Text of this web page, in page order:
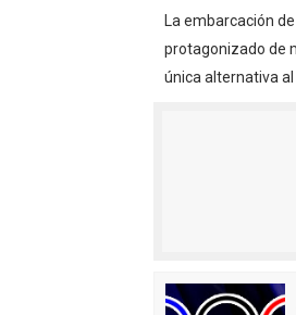
La embarcación
protagonizado de
única alternativa